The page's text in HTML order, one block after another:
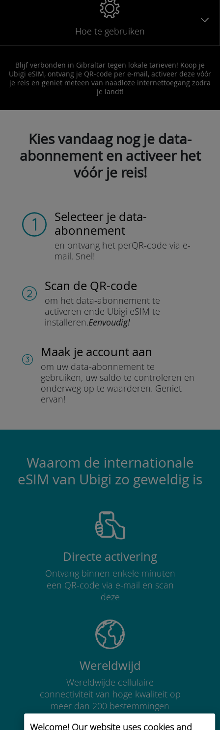
Welcome! Our website uses cookies and
Hoe te gebruiken
Blijf verbonden in Gibraltar tegen lokale tarieven! Koop je
Ubigi eSIM, ontvang je QR-code per e-mail, activeer deze vóór
je reis en geniet meteen van naadloze internettoegang zodra
je landt!
Kies vandaag nog je data-
abonnement en activeer het
vóór je reis!
Selecteer je data-
abonnement
en ontvang het perQR-code via e-
mail. Snel!
Scan de QR-code
om het data-abonnement te
activeren ende Ubigi eSIM te
installeren.Eenvoudig!
Maak je account aan
om uw data-abonnement te
gebruiken, uw saldo te controleren en
onderweg op te waarderen. Geniet
ervan!
Waarom de internationale
eSIM van Ubigi zo geweldig is
Directe activering
Ontvang binnen enkele minuten
een QR-code via e-mail en scan
deze
Wereldwijd
Wereldwijde cellulaire
connectiviteit van hoge kwaliteit op
meer dan 200 bestemmingen